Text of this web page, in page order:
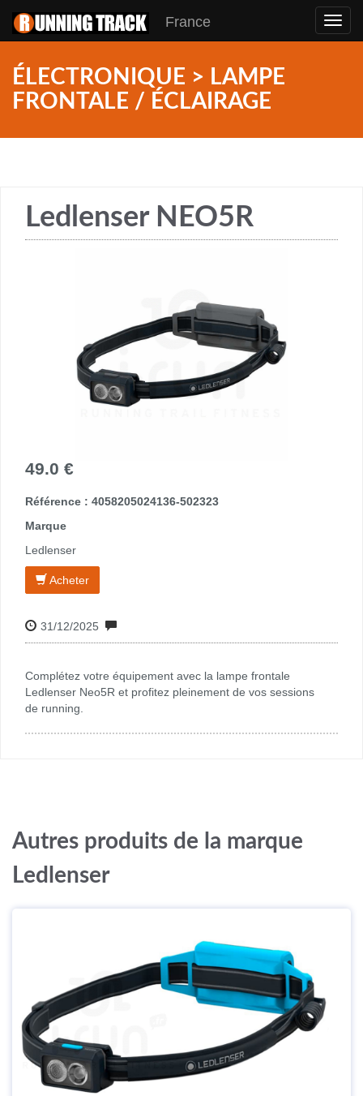
France
ÉLECTRONIQUE > LAMPE
FRONTALE / ÉCLAIRAGE
Ledlenser NEO5R
49.0 €
Référence : 4058205024136-502323
Marque
Ledlenser
Acheter
31/12/2025
Complétez votre équipement avec la lampe frontale
Ledlenser Neo5R et profitez pleinement de vos sessions
de running.
Autres produits de la marque
Ledlenser